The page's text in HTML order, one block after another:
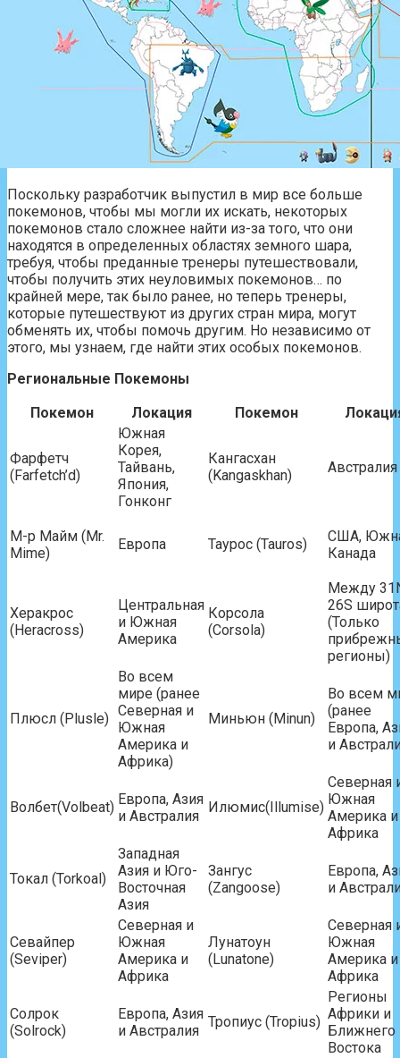
Поскольку разработчик выпустил в мир все больше
покемонов, чтобы мы могли их искать, некоторых
покемонов стало сложнее найти из-за того, что они
находятся в определенных областях земного шара,
требуя, чтобы преданные тренеры путешествовали,
чтобы получить этих неуловимых покемонов… по
крайней мере, так было ранее, но теперь тренеры,
которые путешествуют из других стран мира, могут
обменять их, чтобы помочь другим. Но независимо от
этого, мы узнаем, где найти этих особых покемонов.
Региональные Покемоны
Покемон
Локация Покемон
Фарфетч
(Farfetch’d)
Южная
Корея,
Тайвань,
Япония,
Гонконг
Кангасхан
(Kangaskhan)
Австралия
М-р Майм (Mr.
Mime)
Европа Таурос (Tauros)
США,
Канада
Херакрос
(Heracross)
Центральная
и Южная
Америка
Корсола
(Corsola)
Между
26S
(Только
регионы)
Плюсл (Plusle)
Во всем
мире (ранее
Северная и
Южная
Америка и
Африка)
Миньюн (Minun)
Во всем
(ранее
Европа,
и
Волбет(Volbeat) Европа, Азия
и Австралия
Илюмис(Illumise)
Северная
Южная
Америка и
Африка
Токал (Torkoal)
Западная
Азия и Юго-
Восточная
Азия
Зангус
(Zangoose)
Европа,
и
Севайпер
(Seviper)
Северная и
Южная
Америка и
Африка
Лунатоун
(Lunatone)
Северная
Южная
Америка и
Африка
Солрок
(Solrock)
Европа, Азия
и Австралия
Тропиус (Tropius)
Регионы
Африки и
Ближнего
Востока